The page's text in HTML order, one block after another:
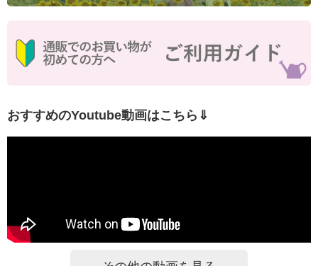
おすすめのYoutube動画はこちら⇓